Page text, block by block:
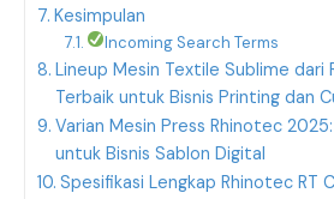
Kesimpulan
Incoming Search Terms
Lineup Mesin Textile Sublime dari
Terbaik untuk Bisnis Printing dan
Varian Mesin Press Rhinotec
untuk Bisnis Sablon Digital
Spesifikasi Lengkap Rhinotec RT